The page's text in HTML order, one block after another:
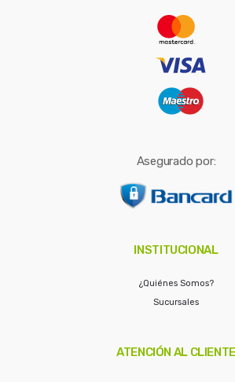
Asegurado por:
INSTITUCIONAL
¿Quiénes Somos?
Sucursales
ATENCIÓN AL CLIENTE